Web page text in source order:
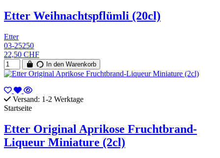
Etter Weihnachtspflümli (20cl)
Etter
03-25250
22,50 CHF
In den Warenkorb
Versand: 1-2 Werktage
Startseite
Etter Original Aprikose Fruchtbrand-
Liqueur Miniature (2cl)